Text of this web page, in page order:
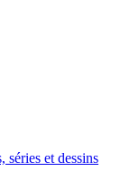
et dessins